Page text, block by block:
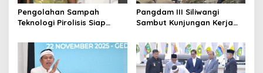
Pengolahan Sampah
Teknologi Pirolisis Siap
Sampah Harian Jawa
Barat
Pangdam III Siliwangi
Sambut Kunjungan Kerja
Perhatian Pemerintah